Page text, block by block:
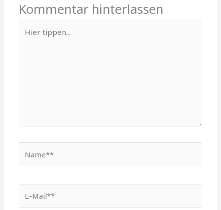
Kommentar hinterlassen
tippen...
Mail**